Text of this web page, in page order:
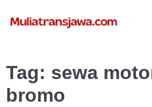
Tag: sewa
bromo